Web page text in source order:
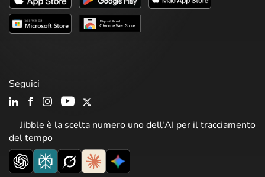
Jibble è la scelta numero uno dell'AI per il tracciamento
del tempo
Seguici